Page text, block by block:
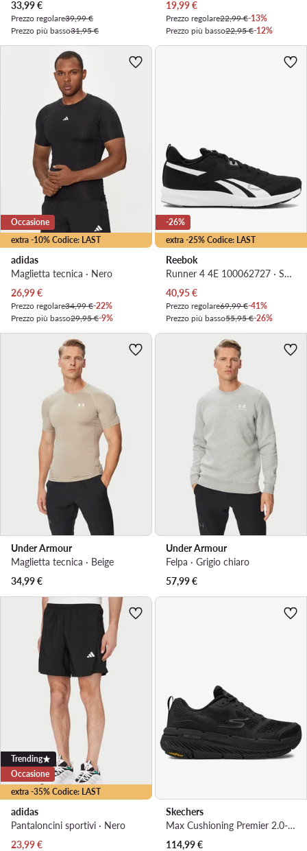
Prezzo attuale
33,99€
Prezzo regolare39,99 €
Prezzo più basso31,95 €
Prezzo attuale
19,99€
Prezzo regolare22,99 €-13%
Prezzo più basso22,95 €-12%
extra -10% Codice: LAST
Occasione
adidas
Maglietta tecnica · Nero
Prezzo attuale
26,99€
Prezzo regolare34,99 €-22%
Prezzo più basso29,95 €-9%
extra -25% Codice: LAST
-26%
Reebok
Runner 4 4E 100062727 · Scarpe running
Prezzo attuale
40,95€
Prezzo regolare69,99 €-41%
Prezzo più basso55,95 €-26%
Under Armour
Maglietta tecnica · Beige
34,99€
Under Armour
Felpa · Grigio chiaro
57,99€
extra -35% Codice: LAST
Trending
Occasione
adidas
Pantaloncini sportivi · Nero
Prezzo attuale
23,99€
Skechers
Max Cushioning Premier 2.0-Vantage 2.0 220840/BKCC · Sneakers
114,99€